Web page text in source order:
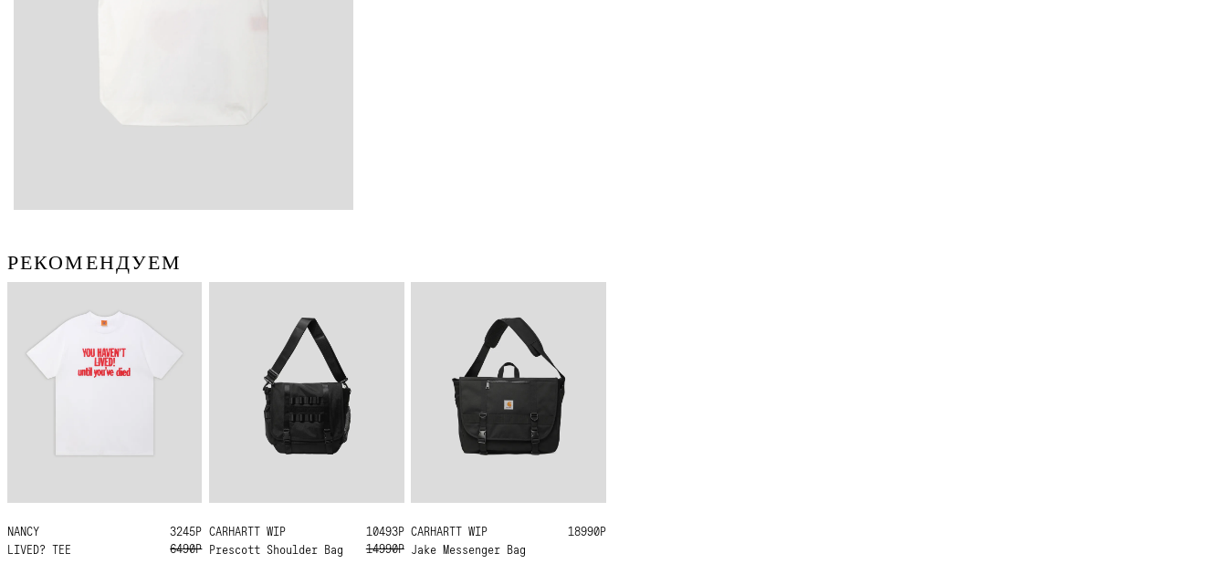
РЕКОМЕНДУЕМ
NANCY
LIVED? TEE
S
3245Р
6490Р
CARHARTT WIP
Prescott Shoulder Bag
ONE SIZE
10493Р
14990Р
CARHARTT WIP
Jake Messenger Bag
ONE SIZE 18990Р